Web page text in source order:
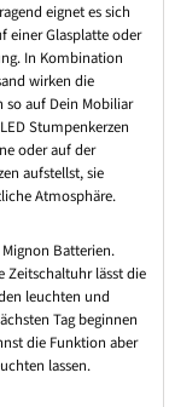
eignet es sich
einer Glasplatte oder
In Kombination
wirken die
auf Dein Mobiliar
Stumpenkerzen
oder auf der
aufstellst, sie
Atmosphäre.
Batterien.
Zeitschaltuhr lässt die
leuchten und
Tag beginnen
die Funktion aber
lassen.